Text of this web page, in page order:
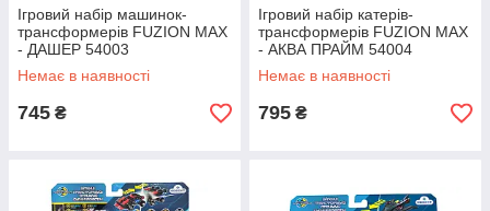
Ігровий набір машинок-
трансформерів FUZION MAX
- ДАШЕР 54003
Немає в наявності
745 ₴
Ігровий набір катерів-
трансформерів FUZION MAX
- АКВА ПРАЙМ 54004
Немає в наявності
795 ₴